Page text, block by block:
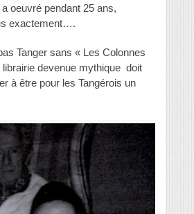
oeuvré pendant 25 ans,
exactement….
Tanger sans « Les Colonnes
devenue mythique doit
à être pour les Tangérois un